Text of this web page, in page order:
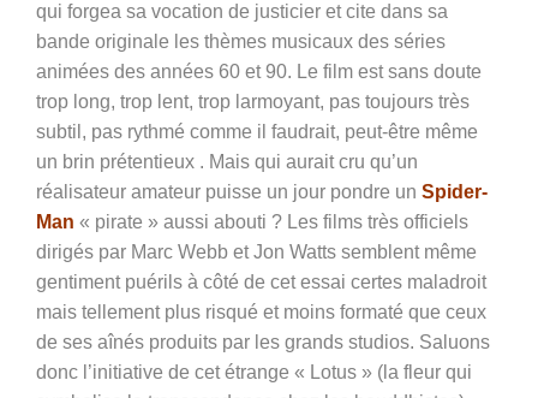
qui forgea sa vocation de justicier et cite dans sa
bande originale les thèmes musicaux des séries
animées des années 60 et 90. Le film est sans doute
trop long, trop lent, trop larmoyant, pas toujours très
subtil, pas rythmé comme il faudrait, peut-être même
un brin prétentieux . Mais qui aurait cru qu’un
réalisateur amateur puisse un jour pondre un Spider-
Man « pirate » aussi abouti ? Les films très officiels
dirigés par Marc Webb et Jon Watts semblent même
gentiment puérils à côté de cet essai certes maladroit
mais tellement plus risqué et moins formaté que ceux
de ses aînés produits par les grands studios. Saluons
donc l’initiative de cet étrange « Lotus » (la fleur qui